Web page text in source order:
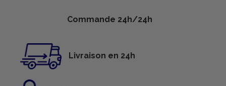
Commande 24h/24h
Livraison en 24h